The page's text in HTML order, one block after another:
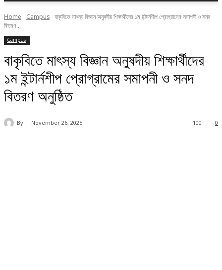
Home Campus বাকৃবিতে মাৎস্য বিজ্ঞান অনুষদীয় শিক্ষার্থীদের ১ম ইন্টার্নশীপ প্রোগ্রামের সমাপনী ও সনদ
বিতরণ...
Campus
বাকৃবিতে মাৎস্য বিজ্ঞান অনুষদীয় শিক্ষার্থীদের
১ম ইন্টার্নশীপ প্রোগ্রামের সমাপনী ও সনদ
বিতরণ অনুষ্ঠিত
By November 26, 2025 0
100